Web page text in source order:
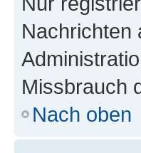
Nachrichten
Missbrauch
Nach oben